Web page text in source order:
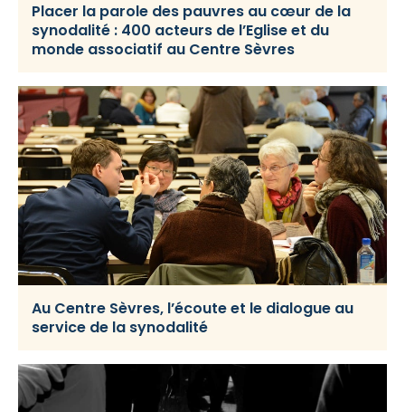
Placer la parole des pauvres au cœur de la
synodalité : 400 acteurs de l’Eglise et du
monde associatif au Centre Sèvres
Au Centre Sèvres, l’écoute et le dialogue au
service de la synodalité